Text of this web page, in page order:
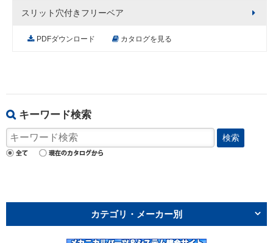
スリット穴付きフリーベア
PDFダウンロード カタログを見る
キーワード検索
検索
カテゴリ・メーカー別